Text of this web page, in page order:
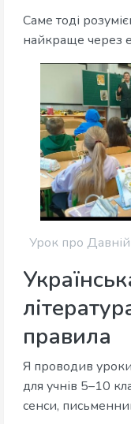
Саме тоді
найкраще через
Урок про Давній
правила
Я проводив уроки
для учнів 5–10
сенси,